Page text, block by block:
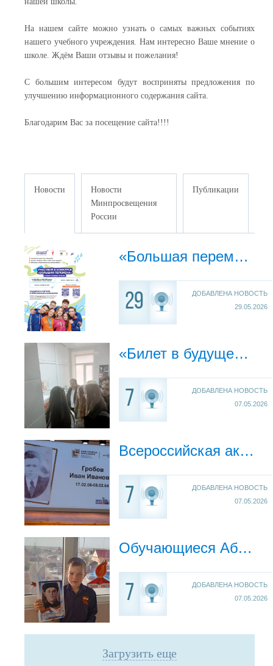
На нашем сайте можно узнать о самых важных событиях
нашего учебного учреждения. Нам интересно Ваше мнение о
школе. Ждём Ваши отзывы и пожелания!
С большим интересом будут восприняты предложения по
улучшению информационного содержания сайта.
Благодарим Вас за посещение сайта!!!!
Новости
Новости
Минпросвещения
России
Публикации
«Большая перемена!»
29
ДОБАВЛЕНА НОВОСТЬ
29.05.2026
«Билет в будущее»: ученики 8 «Б» познакомились с профессией медика.
7
ДОБАВЛЕНА НОВОСТЬ
07.05.2026
Всероссийская акция «Наши семейные книги памяти»
7
ДОБАВЛЕНА НОВОСТЬ
07.05.2026
Обучающиеся Абатской школы № 1 присоединились к онлайн‑акции «Бессмертный полк»
7
ДОБАВЛЕНА НОВОСТЬ
07.05.2026
Загрузить еще